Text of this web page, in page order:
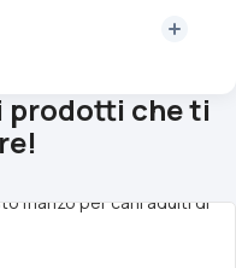
che ti